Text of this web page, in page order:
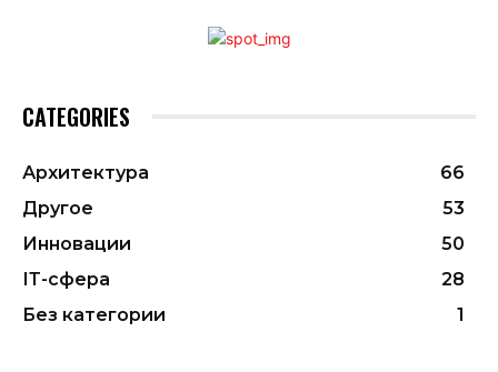
CATEGORIES
Архитектура
66
Другое
53
Инновации
50
ІТ-сфера
28
Без категории
1